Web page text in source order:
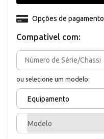
Compativel com:
ou selecione um modelo:
Equipamento
Modelo
Opções de pagamento